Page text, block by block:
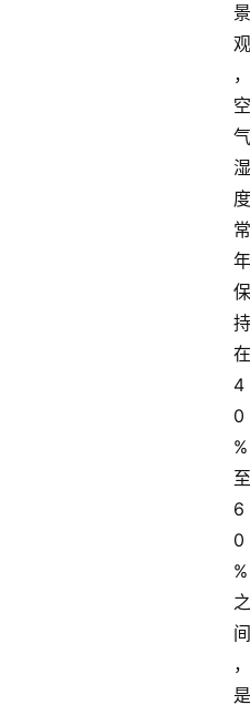
景
观
，
空
气
湿
度
常
年
保
持
在
4
0
%
至
6
0
%
之
间
，
是